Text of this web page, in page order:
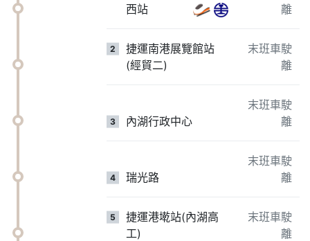
西站
離
2
捷運南港展覽館站
(經貿二)
末班車駛
離
3 內湖行政中心
末班車駛
離
4 瑞光路
末班車駛
離
5
捷運港墘站(內湖高
工)
末班車駛
離